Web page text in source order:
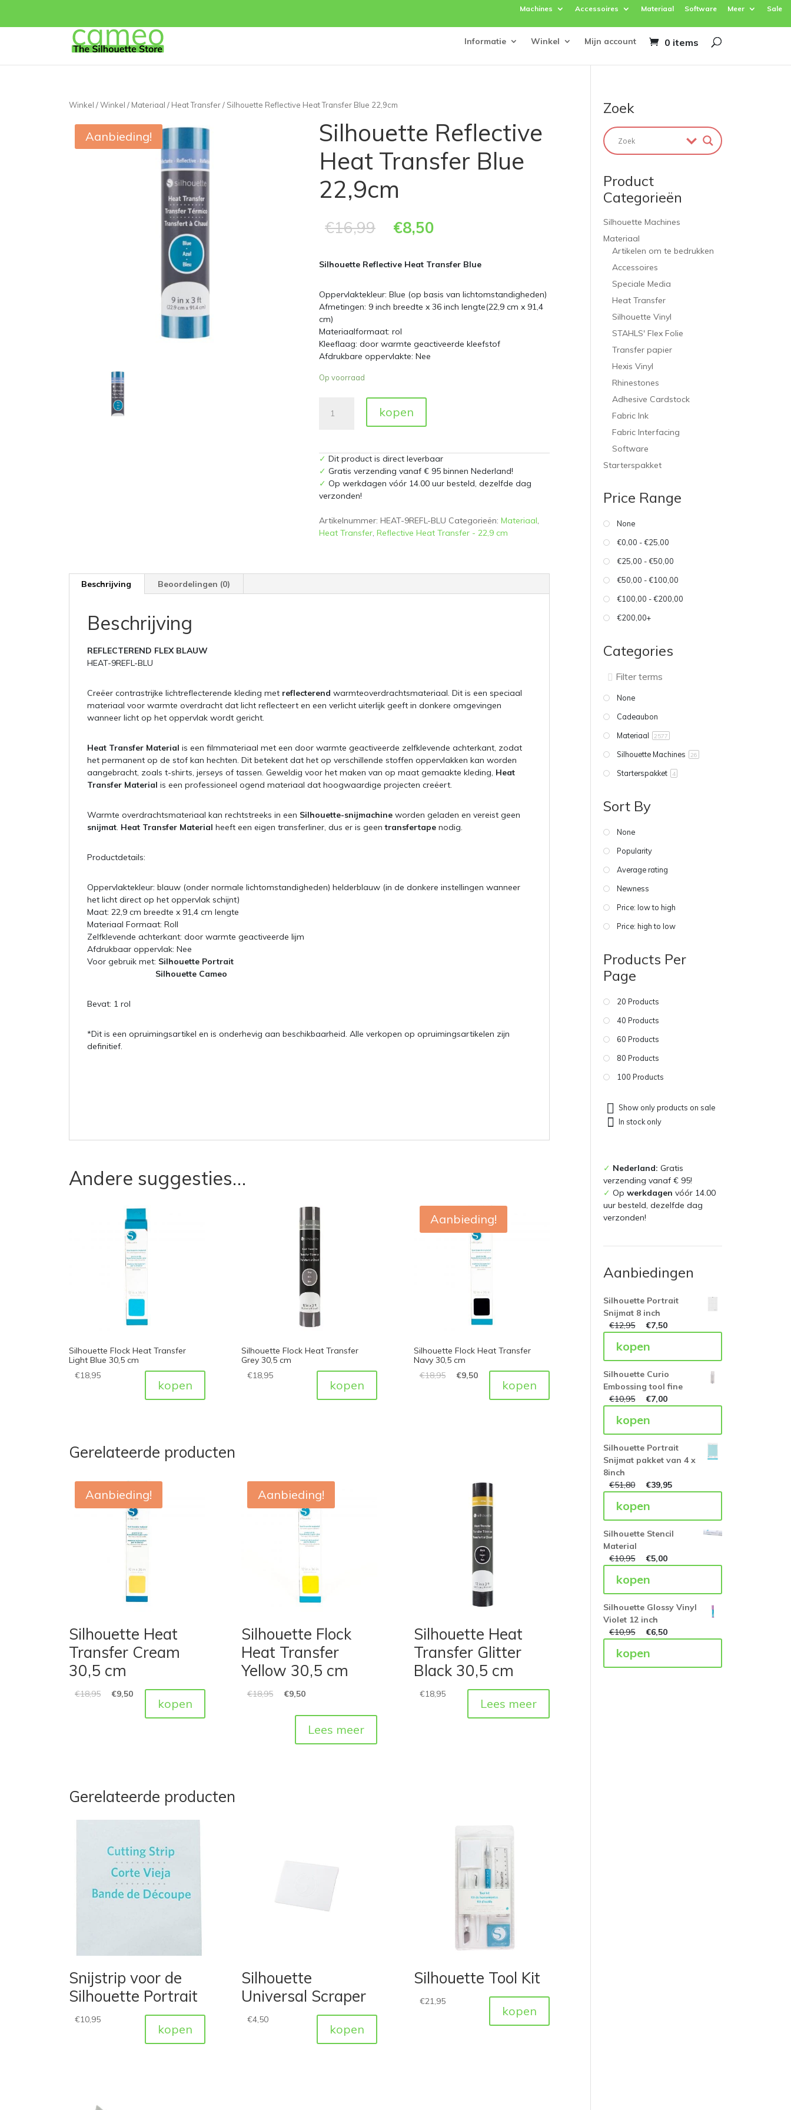
Machines Accessoires Materiaal Software Meer Sale
Informatie Winkel Mijn account 0 items
Winkel /Winkel / Materiaal / Heat Transfer/ Silhouette Reflective Heat Transfer Blue 22,9cm
Aanbieding!
Silhouette Reflective
Heat Transfer Blue
22,9cm
€16,99 €8,50
Silhouette Reflective Heat Transfer Blue
Oppervlaktekleur: Blue (op basis van lichtomstandigheden)
Afmetingen: 9 inch breedte x 36 inch lengte(22,9 cm x 91,4
cm)
Materiaalformaat: rol
Kleeflaag: door warmte geactiveerde kleefstof
Afdrukbare oppervlakte: Nee
Op voorraad
Reflective
Blue
22,9cm
aantal
kopen
✓ Dit product is direct leverbaar
✓ Gratis verzending vanaf € 95 binnen Nederland!
✓ Op werkdagen vóór 14.00 uur besteld, dezelfde dag
verzonden!
Artikelnummer: HEAT-9REFL-BLU Categorieën: Materiaal,
Heat Transfer, Reflective Heat Transfer - 22,9 cm
Beschrijving Beoordelingen (0)
Beschrijving
REFLECTEREND FLEX BLAUW
HEAT-9REFL-BLU
Creëer contrastrijke lichtreflecterende kleding met reflecterend warmteoverdrachtsmateriaal. Dit is een speciaal
materiaal voor warmte overdracht dat licht reflecteert en een verlicht uiterlijk geeft in donkere omgevingen
wanneer licht op het oppervlak wordt gericht.
Heat Transfer Material is een filmmateriaal met een door warmte geactiveerde zelfklevende achterkant, zodat
het permanent op de stof kan hechten. Dit betekent dat het op verschillende stoffen oppervlakken kan worden
aangebracht, zoals t-shirts, jerseys of tassen. Geweldig voor het maken van op maat gemaakte kleding, Heat
Transfer Material is een professioneel ogend materiaal dat hoogwaardige projecten creëert.
Warmte overdrachtsmateriaal kan rechtstreeks in een Silhouette-snijmachine worden geladen en vereist geen
snijmat. Heat Transfer Material heeft een eigen transferliner, dus er is geentransfertape nodig.
Productdetails:
Oppervlaktekleur: blauw (onder normale lichtomstandigheden) helderblauw (in de donkere instellingen wanneer
het licht direct op het oppervlak schijnt)
Maat: 22,9 cm breedte x 91,4 cm lengte
Materiaal Formaat: Roll
Zelfklevende achterkant: door warmte geactiveerde lijm
Afdrukbaar oppervlak: Nee
Voor gebruik met: Silhouette Portrait
Silhouette Cameo
Bevat: 1 rol
*Dit is een opruimingsartikel en is onderhevig aan beschikbaarheid. Alle verkopen op opruimingsartikelen zijn
definitief.
Andere suggesties…
Silhouette Flock Heat Transfer
Light Blue 30,5 cm
€18,95
kopen
Silhouette Flock Heat Transfer
Grey 30,5 cm
€18,95
kopen
Aanbieding!
Silhouette Flock Heat Transfer
Navy 30,5 cm
€18,95 €9,50
kopen
Gerelateerde producten
Aanbieding!
Silhouette Heat
Transfer Cream
30,5 cm
€18,95 €9,50
kopen
Aanbieding!
Silhouette Flock
Heat Transfer
Yellow 30,5 cm
€18,95 €9,50
Lees meer
Silhouette Heat
Transfer Glitter
Black 30,5 cm
€18,95
Lees meer
Gerelateerde producten
Snijstrip voor de
Silhouette Portrait
€10,95
kopen
Silhouette
Universal Scraper
€4,50
kopen
Silhouette Tool Kit
€21,95
kopen
Zoek
Product
Categorieën
Silhouette Machines
Materiaal
Artikelen om te bedrukken
Accessoires
Speciale Media
Heat Transfer
Silhouette Vinyl
STAHLS' Flex Folie
Transfer papier
Hexis Vinyl
Rhinestones
Adhesive Cardstock
Fabric Ink
Fabric Interfacing
Software
Starterspakket
Price Range
None
€0,00 - €25,00
€25,00 - €50,00
€50,00 - €100,00
€100,00 - €200,00
€200,00+
Categories
None
Cadeaubon
Materiaal
2577
Silhouette Machines 26
Starterspakket 4
Sort By
None
Popularity
Average rating
Newness
Price: low to high
Price: high to low
Products Per
Page
20 Products
40 Products
60 Products
80 Products
100 Products
Show only products on sale
In stock only
✓ Nederland:Gratis
verzending vanaf € 95!
✓ Opwerkdagen vóór 14.00
uur besteld, dezelfde dag
verzonden!
Aanbiedingen
Silhouette Portrait
Snijmat 8 inch
€12,95 €7,50
kopen
Silhouette Curio
Embossing tool fine
€10,95 €7,00
kopen
Silhouette Portrait
Snijmat pakket van 4 x
8inch
€51,80 €39,95
kopen
Silhouette Stencil
Material
€10,95 €5,00
kopen
Silhouette Glossy Vinyl
Violet 12 inch
€10,95 €6,50
kopen